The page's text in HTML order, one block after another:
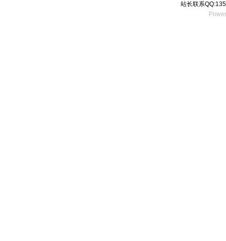
站长联系